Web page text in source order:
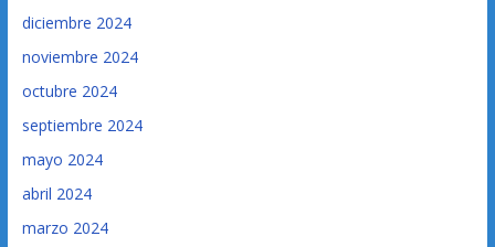
diciembre 2024
noviembre 2024
octubre 2024
septiembre 2024
mayo 2024
abril 2024
marzo 2024